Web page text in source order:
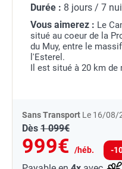
Durée : 8 jours / 7
Vous aimerez : Le
situé au coeur de la
du Muy, entre le
l'Esterel.
Il est situé à 20 km de
Sans Transport Le 16/08/
Dès 1 099€
999€ /héb. -